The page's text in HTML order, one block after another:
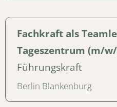
Fachkraft als
Tageszentrum (m/
Führungskraft
Berlin Blankenburg